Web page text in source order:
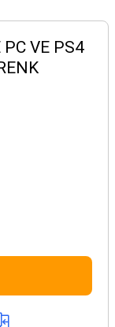
VE PS4